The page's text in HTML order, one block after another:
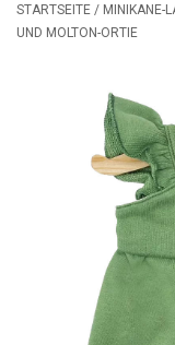
Geschenke
STARTSEITE / MINIKANE-
UND MOLTON-ORTIE